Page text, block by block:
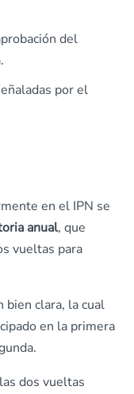
del
por el
en el IPN se
anual, que
vueltas para
bien clara, la cual
en la primera
dos vueltas